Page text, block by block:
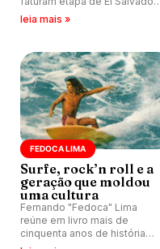
no Circuito Mundial. Italo
leia mais »
FEDOCA LIMA
Surfe, rock’n roll e a
geração que moldou
uma cultura
Fernando "Fedoca" Lima
reúne em livro mais de
cinquenta anos de história
vivida e câmera na mão. Do